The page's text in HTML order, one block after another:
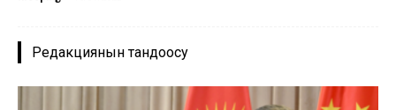
Редакциянын тандоосу